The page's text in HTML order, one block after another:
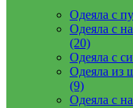
Одеяла с
Одеяла с
(20)
Одеяла с
Одеяла из
(9)
Одеяла с